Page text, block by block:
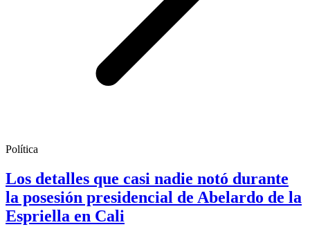
Política
Los detalles que casi nadie notó durante
la posesión presidencial de Abelardo de la
Espriella en Cali